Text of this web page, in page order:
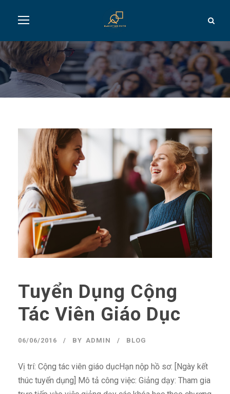
Tuyển Dụng Cộng
Tác Viên Giáo Dục
06/06/2016 BY ADMIN BLOG
Vị trí: Cộng tác viên giáo dụcHạn nộp hồ sơ: [Ngày kết
thúc tuyển dụng] Mô tả công việc: Giảng dạy: Tham gia